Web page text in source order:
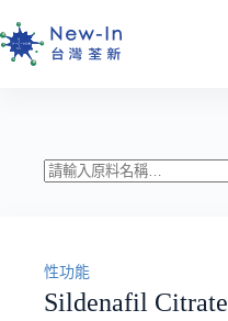
至
主
符
合
性功能
Sildenafil Citrate